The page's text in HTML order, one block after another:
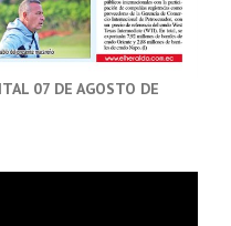
07 DE AGOSTO DE